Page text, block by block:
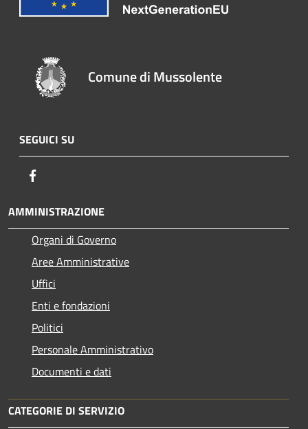
Comune di Mussolente
SEGUICI SU
AMMINISTRAZIONE
Organi di Governo
Aree Amministrative
Uffici
Enti e fondazioni
Politici
Personale Amministrativo
Documenti e dati
CATEGORIE DI SERVIZIO